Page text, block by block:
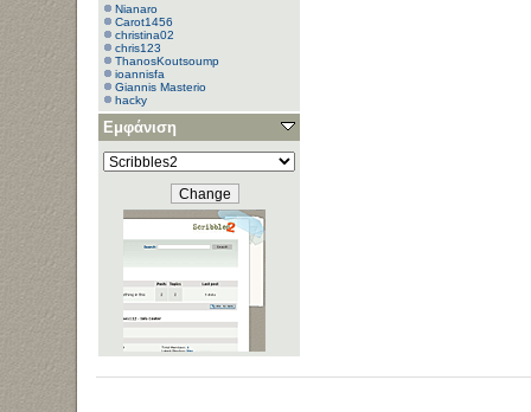
Nianaro
Carot1456
christina02
chris123
ThanosKoutsoump
ioannisfa
Giannis Masterio
hacky
Εμφάνιση